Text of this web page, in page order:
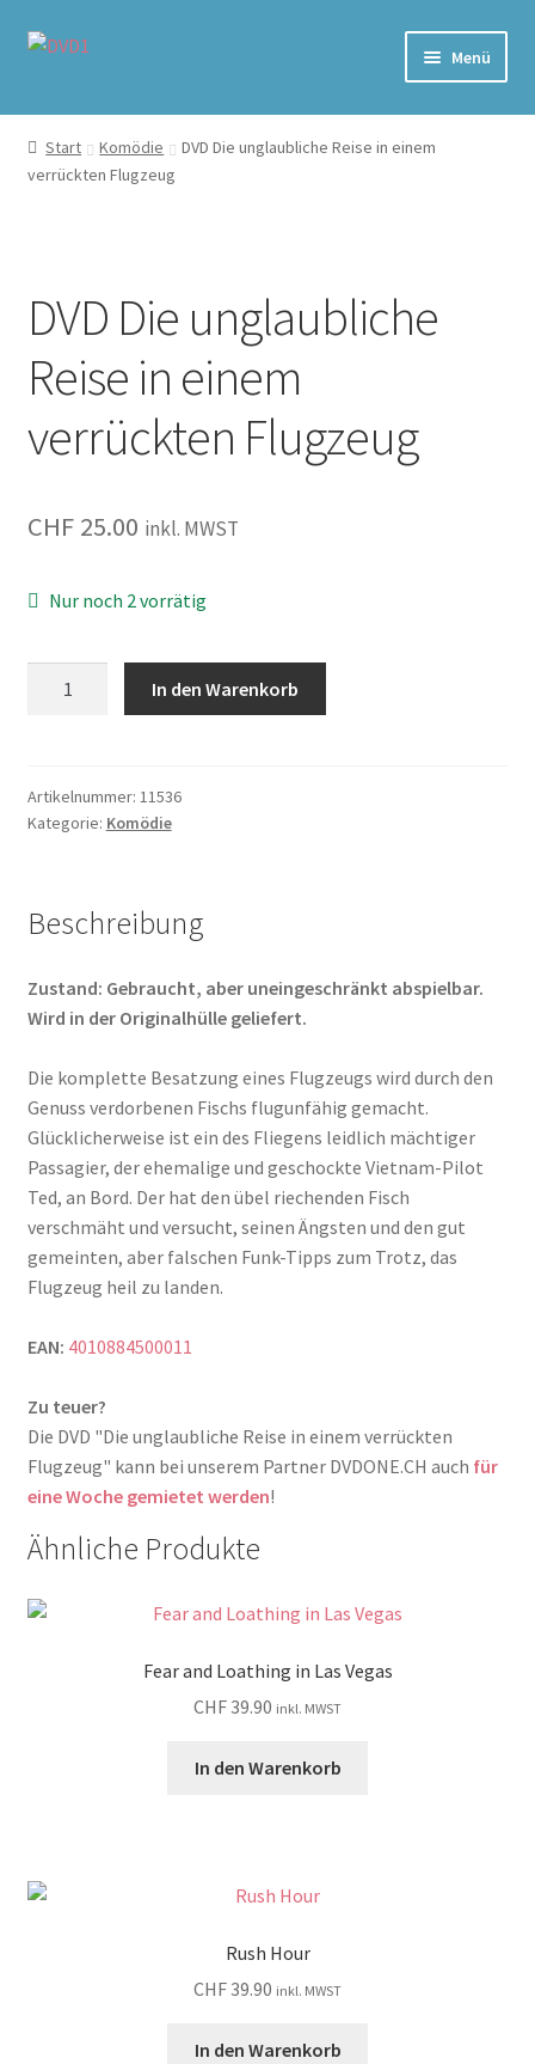
Zur
Zum
Menü
Home
Versand & Lieferung
Start Komödie
DVD Die unglaubliche Reise in einem
verrückten Flugzeug
DVD Die unglaubliche
Reise in einem
verrückten Flugzeug
CHF25.00 inkl. MWST
Nur noch 2 vorrätig
einem
verrückten
In den Warenkorb
Artikelnummer: 11536
Kategorie: Komödie
Beschreibung
Zustand: Gebraucht, aber uneingeschränkt abspielbar.
Wird in der Originalhülle geliefert.
Die komplette Besatzung eines Flugzeugs wird durch den
Genuss verdorbenen Fischs flugunfähig gemacht.
Glücklicherweise ist ein des Fliegens leidlich mächtiger
Passagier, der ehemalige und geschockte Vietnam-Pilot
Ted, an Bord. Der hat den übel riechenden Fisch
verschmäht und versucht, seinen Ängsten und den gut
gemeinten, aber falschen Funk-Tipps zum Trotz, das
Flugzeug heil zu landen.
EAN: 4010884500011
Zu teuer?
Die DVD "Die unglaubliche Reise in einem verrückten
Flugzeug" kann bei unserem Partner DVDONE.CH auch für
eine Woche gemietet werden!
Ähnliche Produkte
Fear and Loathing in Las Vegas
CHF39.90 inkl. MWST
In den Warenkorb
Rush Hour
CHF39.90 inkl. MWST
In den Warenkorb